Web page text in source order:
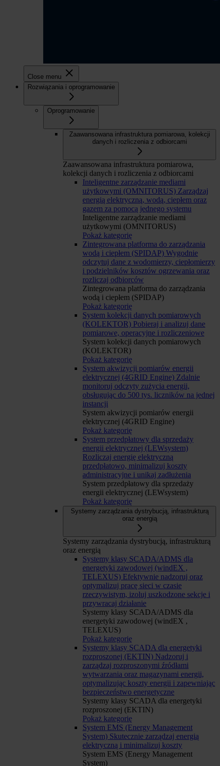
Close menu
Rozwiązania i oprogramowanie
Oprogramowanie
Zaawansowana infrastruktura pomiarowa, kolekcji
danych i rozliczenia z odbiorcami
Zaawansowana infrastruktura pomiarowa,
kolekcji danych i rozliczenia z odbiorcami
Inteligentne zarządzanie mediami
użytkowymi (OMNITORUS) Zarządzaj
energią elektryczną, wodą, ciepłem oraz
gazem za pomocą jednego systemu
Inteligentne zarządzanie mediami
użytkowymi (OMNITORUS)
Pokaż kategorię
Zintegrowana platforma do zarządzania
wodą i ciepłem (SPIDAP) Wygodnie
odczytuj dane z wodomierzy, ciepłomierzy
i podzielników kosztów ogrzewania oraz
rozliczaj odbiorców
Zintegrowana platforma do zarządzania
wodą i ciepłem (SPIDAP)
Pokaż kategorię
System kolekcji danych pomiarowych
(KOLEKTOR) Pobieraj i analizuj dane
pomiarowe, operacyjne i rozliczeniowe
System kolekcji danych pomiarowych
(KOLEKTOR)
Pokaż kategorię
System akwizycji pomiarów energii
elektrycznej (4GRID Engine) Zdalnie
monitoruj odczyty zużycia energii,
obsługując do 500 tys. liczników na jednej
instancji
System akwizycji pomiarów energii
elektrycznej (4GRID Engine)
Pokaż kategorię
System przedpłatowy dla sprzedaży
energii elektrycznej (LEWsystem)
Rozliczaj energię elektryczną
przedpłatowo, minimalizuj koszty
administracyjne i unikaj zadłużenia
System przedpłatowy dla sprzedaży
energii elektrycznej (LEWsystem)
Pokaż kategorię
Systemy zarządzania dystrybucją, infrastrukturą
oraz energią
Systemy zarządzania dystrybucją, infrastrukturą
oraz energią
Systemy klasy SCADA/ADMS dla
energetyki zawodowej (windEX ,
TELEXUS) Efektywnie nadzoruj oraz
optymalizuj pracę sieci w czasie
rzeczywistym, izoluj uszkodzone sekcje i
przywracaj działanie
Systemy klasy SCADA/ADMS dla
energetyki zawodowej (windEX ,
TELEXUS)
Pokaż kategorię
Systemy klasy SCADA dla energetyki
rozproszonej (EKTIN) Nadzoruj i
zarządzaj rozproszonymi źródłami
wytwarzania oraz magazynami energii,
optymalizując koszty energii i zapewniając
bezpieczeństwo energetyczne
Systemy klasy SCADA dla energetyki
rozproszonej (EKTIN)
Pokaż kategorię
System EMS (Energy Management
System) Skutecznie zarządzaj energią
elektryczną i minimalizuj koszty
System EMS (Energy Management
System)